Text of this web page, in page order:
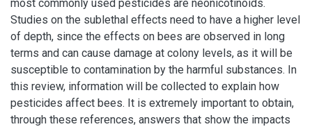
most commonly used pesticides are neonicotinoids.
Studies on the sublethal effects need to have a higher level
of depth, since the effects on bees are observed in long
terms and can cause damage at colony levels, as it will be
susceptible to contamination by the harmful substances. In
this review, information will be collected to explain how
pesticides affect bees. It is extremely important to obtain,
through these references, answers that show the impacts